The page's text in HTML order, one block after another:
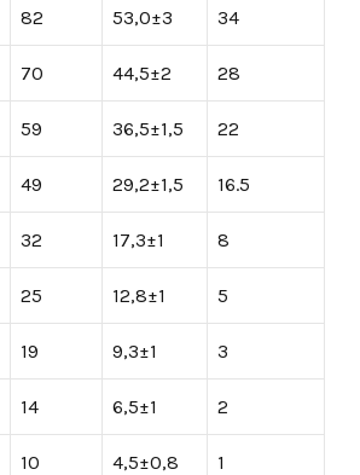
82 53,0±3 34
70 44,5±2 28
59 36,5±1,5 22
49 29,2±1,5 16.5
32 17,3±1 8
25 12,8±1 5
19 9,3±1 3
14 6,5±1 2
10 4,5±0,8 1